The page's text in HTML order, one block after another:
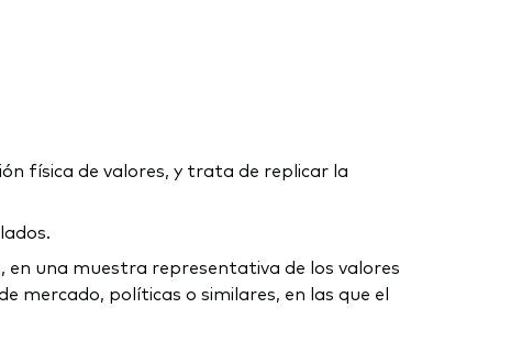
física de valores, y trata de replicar la
en una muestra representativa de los valores
mercado, políticas o similares, en las que el